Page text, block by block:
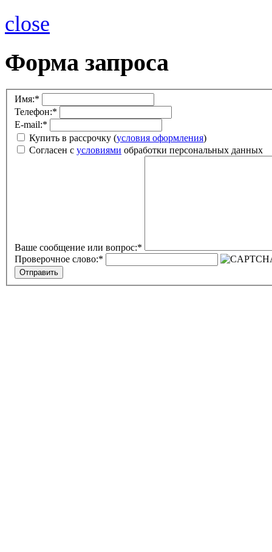
close
Форма запроса
Имя:*
Телефон:*
E-mail:*
Купить в рассрочку (условия оформления)
Согласен с условиями обработки персональных данных
Ваше сообщение или вопрос:*
Проверочное слово:*